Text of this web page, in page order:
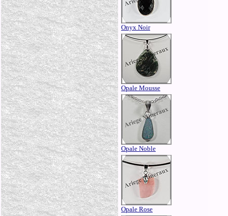
Onyx Noir
Opale Mousse
Opale Noble
Opale Rose